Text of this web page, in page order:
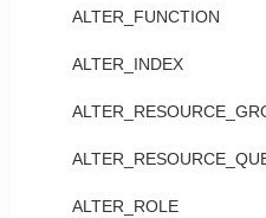
ALTER_FUNCTION
ALTER_INDEX
ALTER_ROLE